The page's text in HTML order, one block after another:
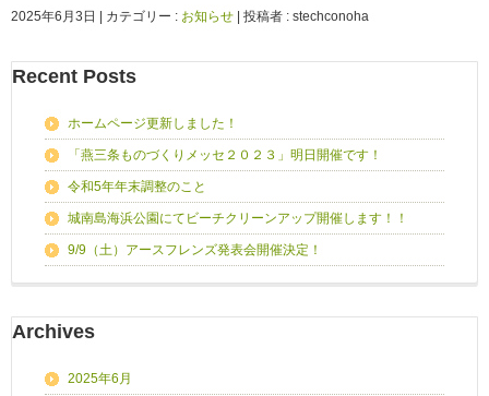
2025年6月3日 カテゴリー : お知らせ 投稿者 : stechconoha
Recent Posts
ホームページ更新しました！
「燕三条ものづくりメッセ２０２３」明日開催です！
令和5年年末調整のこと
城南島海浜公園にてビーチクリーンアップ開催します！！
9/9（土）アースフレンズ発表会開催決定！
Archives
2025年6月